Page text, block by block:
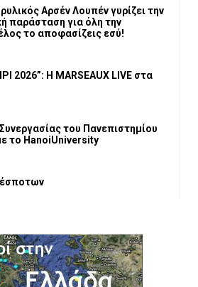
Αρσέν Λουπέν γυρίζει την
παράσταση για όλη την
το τέλος το αποφασίζεις εσύ!
2026”: Η MARSEAUX LIVE στα
του Πανεπιστημίου
το HanoiUniversity
της οδού Περιβόλι –